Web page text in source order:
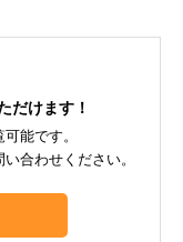
だけます！
能です。
合わせください。